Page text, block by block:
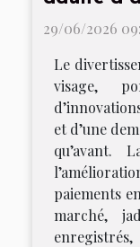
29/06/2026
Le
visage,
et d’une
qu’avant.
paiements
marché,